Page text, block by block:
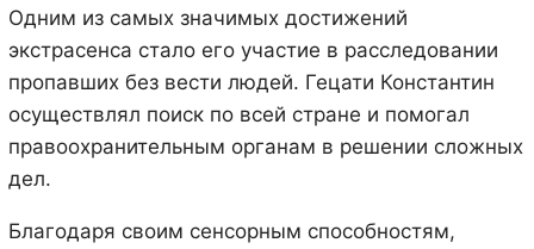
Одним из самых значимых достижений
экстрасенса стало его участие в расследовании
пропавших без вести людей. Гецати Константин
осуществлял поиск по всей стране и помогал
правоохранительным органам в решении сложных
дел.
Благодаря своим сенсорным способностям,